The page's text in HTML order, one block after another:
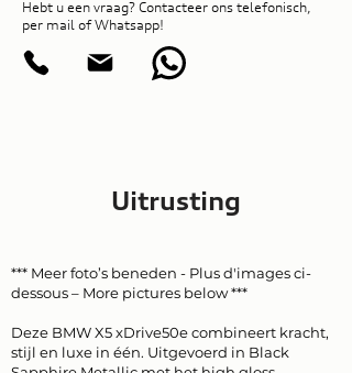
Hebt u een vraag? Contacteer ons telefonisch,
per mail of Whatsapp!
Uitrusting
*** Meer foto’s beneden - Plus d'images ci-
dessous – More pictures below ***
Deze BMW X5 xDrive50e combineert kracht,
stijl en luxe in één. Uitgevoerd in Black